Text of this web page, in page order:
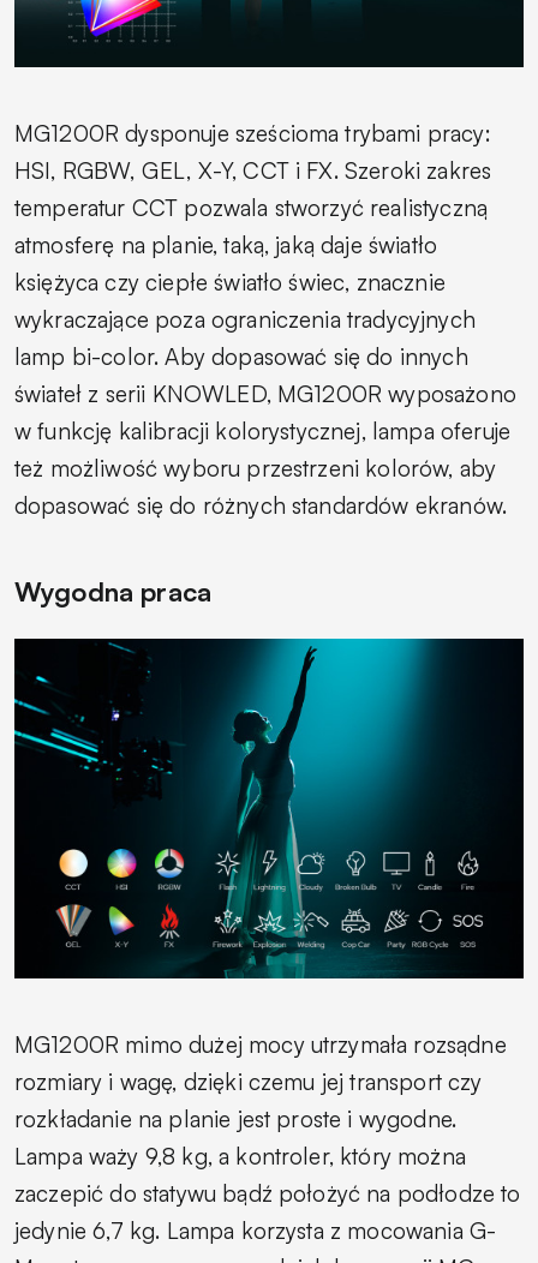
MG1200R dysponuje sześcioma trybami pracy:
HSI, RGBW, GEL, X-Y, CCT i FX. Szeroki zakres
temperatur CCT pozwala stworzyć realistyczną
atmosferę na planie, taką, jaką daje światło
księżyca czy ciepłe światło świec, znacznie
wykraczające poza ograniczenia tradycyjnych
lamp bi-color. Aby dopasować się do innych
świateł z serii KNOWLED, MG1200R wyposażono
w funkcję kalibracji kolorystycznej, lampa oferuje
też możliwość wyboru przestrzeni kolorów, aby
dopasować się do różnych standardów ekranów.
Wygodna praca
MG1200R mimo dużej mocy utrzymała rozsądne
rozmiary i wagę, dzięki czemu jej transport czy
rozkładanie na planie jest proste i wygodne.
Lampa waży 9,8 kg, a kontroler, który można
zaczepić do statywu bądź położyć na podłodze to
jedynie 6,7 kg. Lampa korzysta z mocowania G-